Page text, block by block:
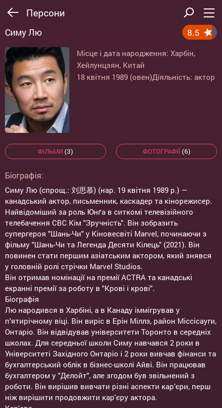
Персони
Симу Лю 8.5
Місце і дата народження: Харбін,
Хейлунцзян, Китай
18 квітня 1989 (овен)Діяльність: актор
ФІЛЬМИ (3) ФОТОГРАФІЇ(6)
Біографія:
Симу Лю (спрощ.: 刘思慕) (нар. 19 квітня 1989 р.) —
канадський актор, письменник, каскадер та кінорежисер.
Найвідоміший за роль Юнґа в ситкомі телевізійного
телебачення CBC Кім "Зручність". Він зобразить
супергероя "Шань-Чи" у Кіновесвіті Marvel, починаючи з
фільму "Шань-Чи та Легенда Десяти Кілець" (2021). Він
повинен стати першим азіатським актором, який знявся
у головній ролі стрічки Marvel Studios.
Він отримав номінації на премії ACTRA та канадські
екранні премії за роботу в "Крові і крові".
Біографія
Лю народився в Харбіні, а в Канаду іммігрував у
п’ятирічному віці. Він виріс в Ерін Міллз, район Міссісауги,
Онтаріо. Він відвідував університети Торонто в середніх
школах. Для середньої школи Симу навчався 2 роки в
Університеті Західного Онтаріо і 2 роки вивчав фінанси та
бухгалтерський облік в бізнес-школі Айві. Він працював
бухгалтером у "Делойт", але згодом був звільнений з
роботи. Він вирішив вивчати різні аспекти кар’єри, перш
ніж вирішити продовжити кар'єру актора.